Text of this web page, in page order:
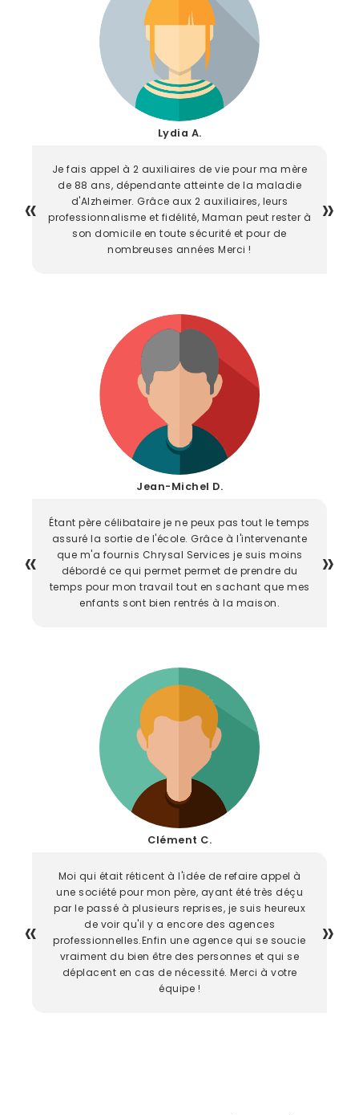
Lydia A.
Je fais appel à 2 auxiliaires de vie pour ma mère
de 88 ans, dépendante atteinte de la maladie
d'Alzheimer. Grâce aux 2 auxiliaires, leurs
professionnalisme et fidélité, Maman peut rester à
son domicile en toute sécurité et pour de
nombreuses années Merci !
Jean-Michel D.
Étant père célibataire je ne peux pas tout le temps
assuré la sortie de l'école. Grâce à l'intervenante
que m'a fournis Chrysal Services je suis moins
débordé ce qui permet permet de prendre du
temps pour mon travail tout en sachant que mes
enfants sont bien rentrés à la maison.
Clément C.
Moi qui était réticent à l'idée de refaire appel à
une société pour mon père, ayant été très déçu
par le passé à plusieurs reprises, je suis heureux
de voir qu'il y a encore des agences
professionnelles.Enfin une agence qui se soucie
vraiment du bien être des personnes et qui se
déplacent en cas de nécessité. Merci à votre
équipe !